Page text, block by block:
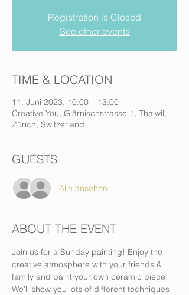
Registration is Closed
See other events
TIME & LOCATION
11. Juni 2023, 10:00 – 13:00
Creative You, Glärnischstrasse 1, Thalwil,
Zürich, Switzerland
GUESTS
Alle ansehen
ABOUT THE EVENT
Join us for a Sunday painting! Enjoy the
creative atmosphere with your friends &
family and paint your own ceramic piece!
We’ll show you lots of different techniques